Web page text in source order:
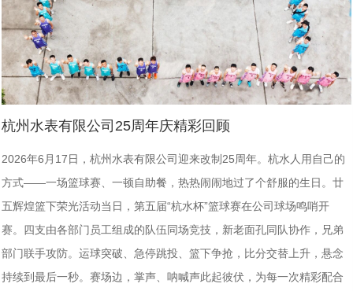
杭州水表有限公司25周年庆精彩回顾
2026年6月17日，杭州水表有限公司迎来改制25周年。杭水人用自己的
方式——一场篮球赛、一顿自助餐，热热闹闹地过了个舒服的生日。廿
五辉煌篮下荣光活动当日，第五届“杭水杯”篮球赛在公司球场鸣哨开
赛。四支由各部门员工组成的队伍同场竞技，新老面孔同队协作，兄弟
部门联手攻防。运球突破、急停跳投、篮下争抢，比分交替上升，悬念
持续到最后一秒。赛场边，掌声、呐喊声此起彼伏，为每一次精彩配合